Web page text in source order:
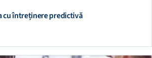
cu întreținere predictivă